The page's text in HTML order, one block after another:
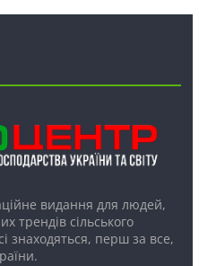
видання для людей,
трендів сільського
знаходяться, перш за все,